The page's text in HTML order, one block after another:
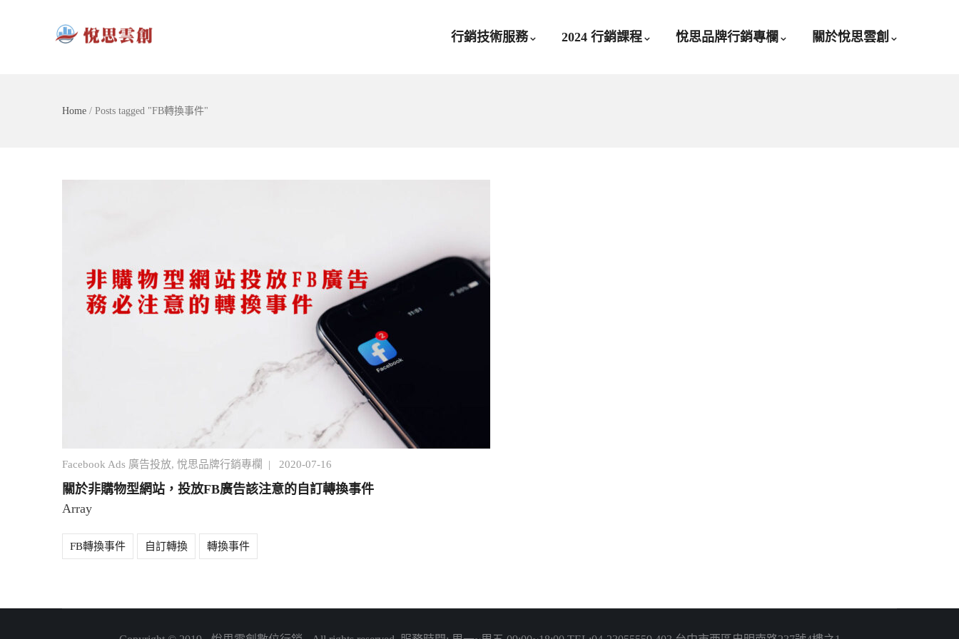
行銷技術服務 2024 行銷課程 悅思品牌行銷專欄 關於悅思雲創
Home / Posts tagged "FB轉換事件"
Facebook Ads 廣告投放, 悅思品牌行銷專欄 | 2020-07-16
關於非購物型網站，投放FB廣告該注意的自訂轉換事件
Array
FB轉換事件 自訂轉換 轉換事件